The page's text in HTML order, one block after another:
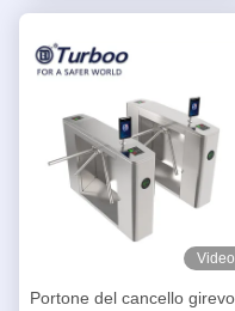
Video
Portone del cancello